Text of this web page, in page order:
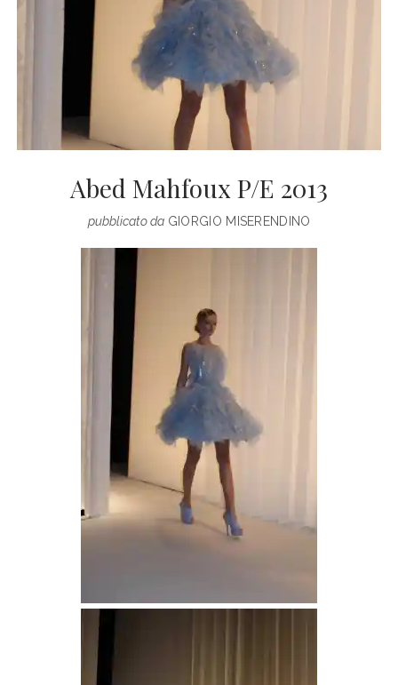
Abed Mahfoux P/E 2013
pubblicato daGIORGIO MISERENDINO